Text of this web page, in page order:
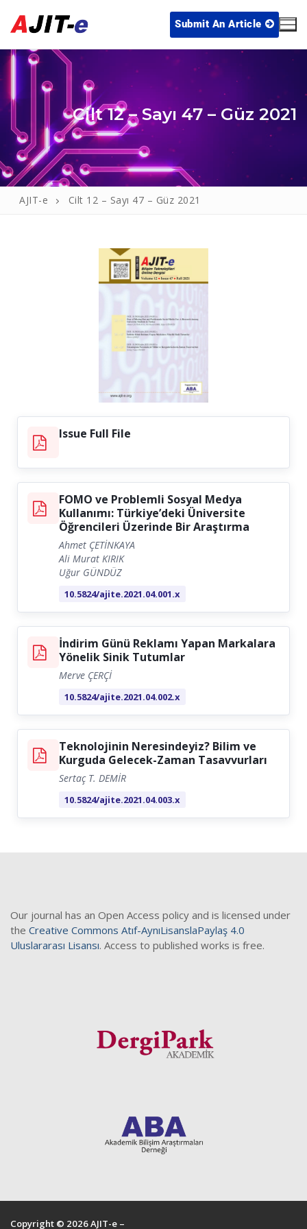
Submit An Article
Home
Cilt 12 – Sayı 47 – Güz 2021
AJIT-e Cilt 12 – Sayı 47 – Güz 2021
Issue Full File
FOMO ve Problemli Sosyal Medya
Kullanımı: Türkiye’deki Üniversite
Öğrencileri Üzerinde Bir Araştırma
Ahmet ÇETİNKAYA
Ali Murat KIRIK
Uğur GÜNDÜZ
10.5824/ajite.2021.04.001.x
İndirim Günü Reklamı Yapan Markalara
Yönelik Sinik Tutumlar
Merve ÇERÇİ
10.5824/ajite.2021.04.002.x
Teknolojinin Neresindeyiz? Bilim ve
Kurguda Gelecek-Zaman Tasavvurları
Sertaç T. DEMİR
10.5824/ajite.2021.04.003.x
Our journal has an Open Access policy and is licensed under
the Creative Commons Atıf-AynıLisanslaPaylaş 4.0
Uluslararası Lisansı. Access to published works is free.
Copyright © 2026 AJIT-e –